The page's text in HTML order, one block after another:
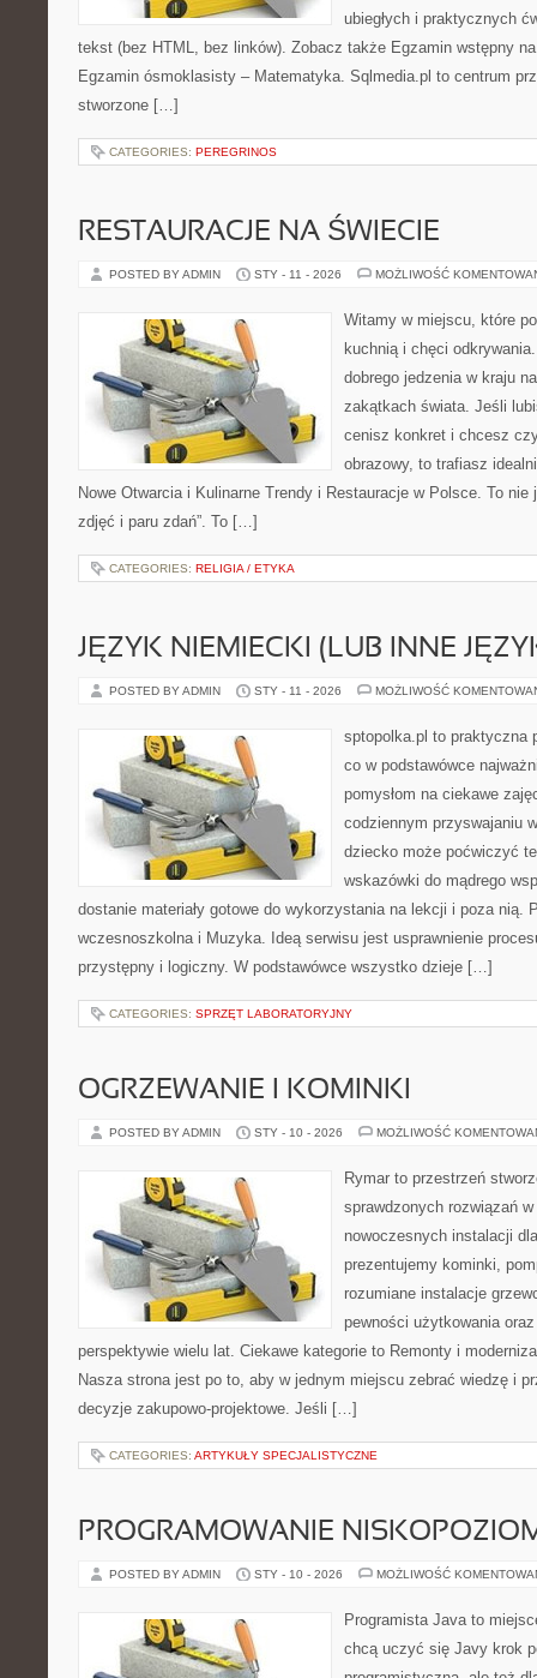
ubiegłych i praktycznych
tekst (bez HTML, bez linków). Zobacz także Egzamin wstępny
Egzamin ósmoklasisty – Matematyka. Sqlmedia.pl to centrum
stworzone […]
CATEGORIES: PEREGRINOS
RESTAURACJE NA ŚWIECIE
POSTED BY ADMIN STY - 11 - 2026 MOŻLIWOŚĆ
Witamy w miejscu, które
kuchnią i chęci
dobrego jedzenia w kraju
zakątkach świata. Jeśli
cenisz konkret i chcesz
obrazowy, to trafiasz
Nowe Otwarcia i Kulinarne Trendy i Restauracje w Polsce. To nie
zdjęć i paru zdań”. To […]
CATEGORIES: RELIGIA / ETYKA
JĘZYK NIEMIECKI (LUB INNE
POSTED BY ADMIN STY - 11 - 2026 MOŻLIWOŚĆ
sptopolka.pl to praktyczna
co w podstawówce
pomysłom na ciekawe
codziennym przyswajaniu
dziecko może poćwiczyć
wskazówki do mądrego
dostanie materiały gotowe do wykorzystania na lekcji i poza nią.
wczesnoszkolna i Muzyka. Ideą serwisu jest usprawnienie
przystępny i logiczny. W podstawówce wszystko dzieje […]
CATEGORIES: SPRZĘT LABORATORYJNY
OGRZEWANIE I KOMINKI
POSTED BY ADMIN STY - 10 - 2026 MOŻLIWOŚĆ
Rymar to przestrzeń
sprawdzonych rozwiązań
nowoczesnych instalacji
prezentujemy kominki,
rozumiane instalacje
pewności użytkowania
perspektywie wielu lat. Ciekawe kategorie to Remonty i
Nasza strona jest po to, aby w jednym miejscu zebrać wiedzę i
decyzje zakupowo-projektowe. Jeśli […]
CATEGORIES: ARTYKUŁY SPECJALISTYCZNE
PROGRAMOWANIE
POSTED BY ADMIN STY - 10 - 2026 MOŻLIWOŚĆ
Programista Java to
chcą uczyć się Javy krok